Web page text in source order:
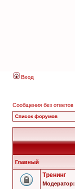
Вход
Сообщения без ответов
Список форумов
Главный
Тренинг
Модератор: